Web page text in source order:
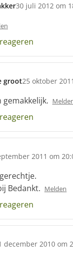
30 juli 2012 om
groot25 oktober
gemakkelijk.
2011 om
Bedankt. Melden
december 2010 om